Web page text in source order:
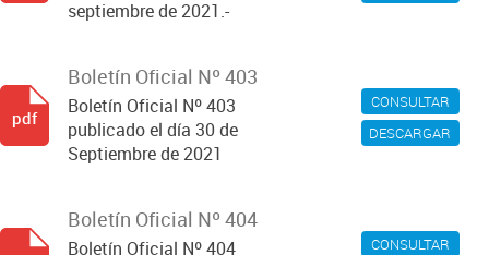
septiembre de 2021.-
CONSULTAR
DESCARGAR
Boletín Oficial Nº 403
Boletín Oficial Nº 403
publicado el día 30 de
Septiembre de 2021
pdf
CONSULTAR
Boletín Oficial Nº 404
Boletín Oficial Nº 404